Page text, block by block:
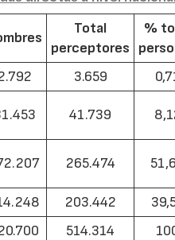
Total
perceptores
%
3.659
41.739
265.474
203.442
514.314